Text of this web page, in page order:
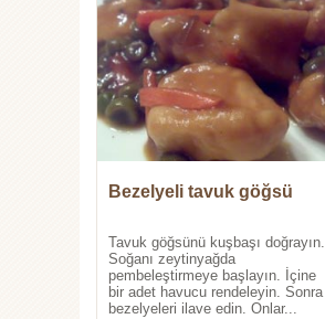
Bezelyeli tavuk göğsü
Tavuk göğsünü kuşbaşı doğrayın.
Soğanı zeytinyağda
pembeleştirmeye başlayın. İçine
bir adet havucu rendeleyin. Sonra
bezelyeleri ilave edin. Onlar...